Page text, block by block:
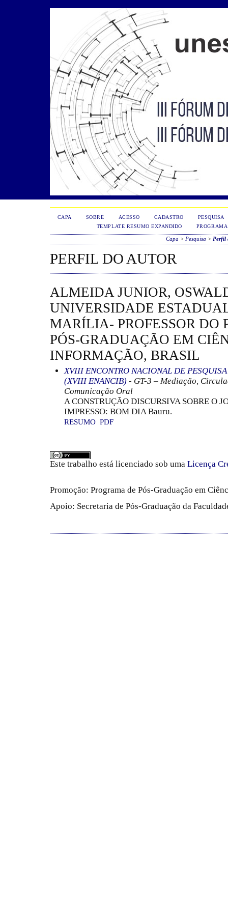
CAPA SOBRE ACESSO CADASTRO
PESQUISA
TEMPLATE RESUMO EXPANDIDO
PROGRAMA
Capa > Pesquisa > Perfil
PERFIL DO AUTOR
ALMEIDA JUNIOR,
UNIVERSIDADE
MARÍLIA- PROFESSOR DO
PÓS-GRADUAÇÃO EM
INFORMAÇÃO, BRASIL
XVIII ENCONTRO NACIONAL DE
(XVIII ENANCIB) - GT-3 – Mediação,
Comunicação Oral
A CONSTRUÇÃO DISCURSIVA SOBRE O
IMPRESSO: BOM DIA Bauru.
RESUMO PDF
Este trabalho está licenciado sob uma Licença
Promoção: Programa de Pós-Graduação em
Apoio: Secretaria de Pós-Graduação da